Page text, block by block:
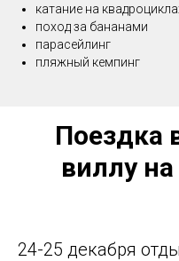
катание на
поход за бананами
парасейлинг
пляжный кемпинг
Поездка
виллу
24-25 декабря